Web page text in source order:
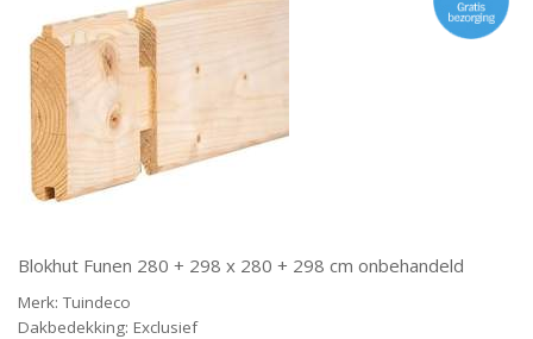
Blokhut Funen 280 + 298 x 280 + 298 cm onbehandeld
Merk: Tuindeco
Dakbedekking: Exclusief